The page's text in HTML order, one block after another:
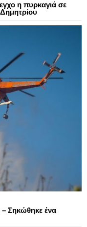
η πυρκαγιά σε
– Σηκώθηκε ένα